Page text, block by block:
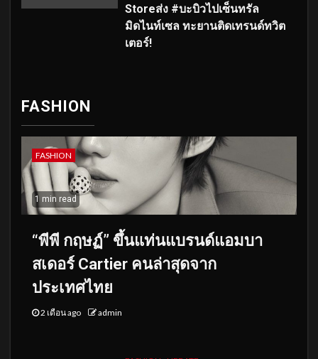
Storeส่ง #บะบิวไปเซ็นทรัล
มิดไนท์เซล ทะยานติดเทรนด์ทวิต
เตอร์!
FASHION
FASHION
1 min read
“พีพี กฤษฏ์” ขึ้นแท่นแบรนด์แอมบา
สเดอร์ Cartier คนล่าสุดจาก
ประเทศไทย
2 เดือน ago admin